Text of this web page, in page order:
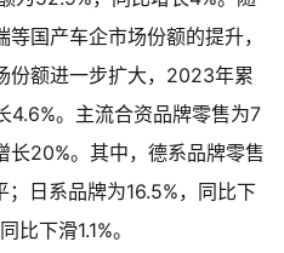
国产车企市场份额的提升，
份额进一步扩大，2023年累
4.6%。主流合资品牌零售为7
长20%。其中，德系品牌零售
日系品牌为16.5%，同比下
下滑1.1%。